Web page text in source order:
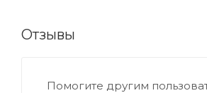
Отзывы
Помогите другим